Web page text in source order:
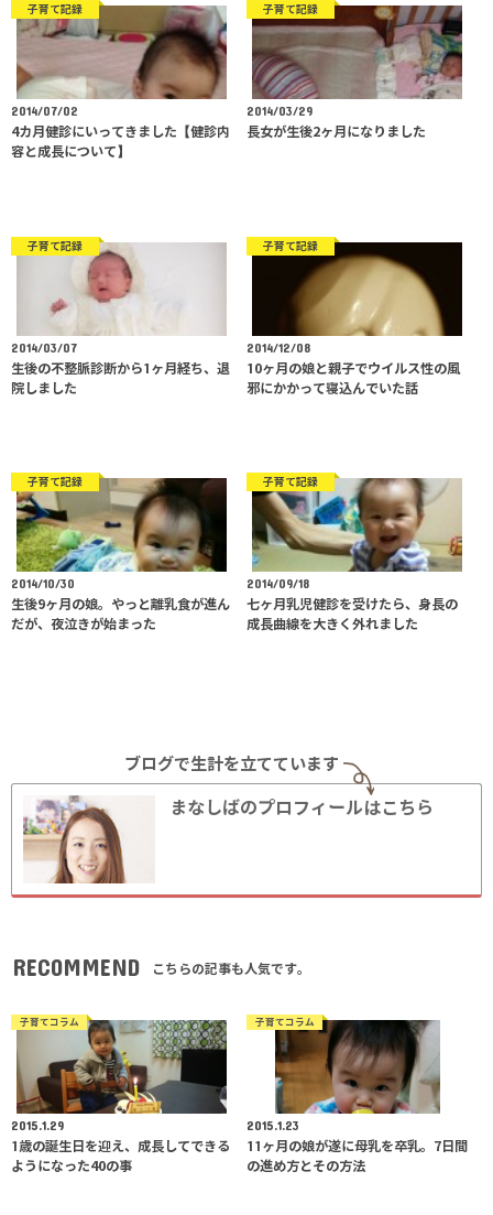
2014/07/02
4カ月健診にいってきました【健診内
容と成長について】
子育て記録
2014/03/29
長女が生後2ヶ月になりました
子育て記録
2014/03/07
生後の不整脈診断から1ヶ月経ち、退
院しました
子育て記録
2014/12/08
10ヶ月の娘と親子でウイルス性の風
邪にかかって寝込んでいた話
子育て記録
2014/10/30
生後9ヶ月の娘。やっと離乳食が進ん
だが、夜泣きが始まった
子育て記録
2014/09/18
七ヶ月乳児健診を受けたら、身長の
成長曲線を大きく外れました
子育て記録
ブログで生計を立てています
まなしばのプロフィールはこちら
RECOMMEND こちらの記事も人気です。
子育てコラム
2015.1.29
1歳の誕生日を迎え、成長してできる
ようになった40の事
子育てコラム
2015.1.23
11ヶ月の娘が遂に母乳を卒乳。7日間
の進め方とその方法